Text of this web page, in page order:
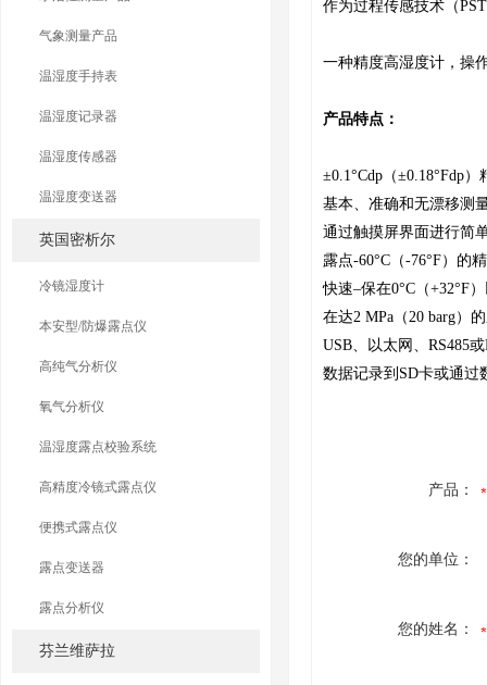
气象测量产品
温湿度手持表
温湿度记录器
温湿度传感器
温湿度变送器
英国密析尔
冷镜湿度计
本安型/防爆露点仪
高纯气分析仪
氧气分析仪
温湿度露点校验系统
高精度冷镜式露点仪
便携式露点仪
露点变送器
露点分析仪
芬兰维萨拉
作为过程传感技术（
一种精度高湿度计，操
产品特点：
±0.1°Cdp（±0.18°Fdp）
基本、准确和无漂移测
通过触摸屏界面进行简
露点-60°C（-76°F）的
快速–保在0°C（+32°F
在达2 MPa（20 barg）
USB、以太网、RS485
数据记录到SD卡或通过
产品：
您的单位：
您的姓名：